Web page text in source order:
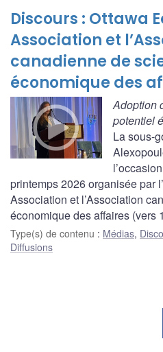
Discours : Ottawa
Association et
canadienne de
économique des
Adoption
potentiel
La sous-
printemps 2026 organisée par
Association et l’Association
économique des affaires (vers
Type(s) de contenu : Médias,
Diffusions